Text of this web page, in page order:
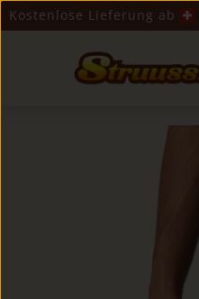
Kostenlose Lieferung ab